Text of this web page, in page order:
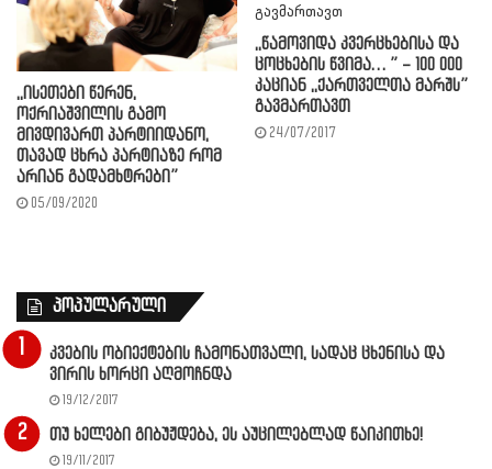
,,ისეთები წერენ,
ოქრიაშვილის გამო
მივდივართ პარტიიდანო,
თავად ცხრა პარტიაზე რომ
არიან გადამხტრები”
05/09/2020
,,წამოვიდა კვერცხებისა და
ცოცხების წვიმა… ” – 100 000
კაციან ,,ქართველთა მარშს”
გავმართავთ
24/07/2017
პოპულარული
კვების ობიექტების ჩამონათვალი, სადაც ცხენისა და
ვირის ხორცი აღმოჩნდა
19/12/2017
თუ ხელები გიბუჟდება, ეს აუცილებლად წაიკითხე!
19/11/2017